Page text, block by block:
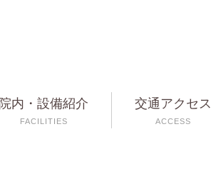
院内・設備紹介
FACILITIES
交通アクセス
ACCESS